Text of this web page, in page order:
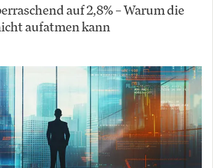
auf 2,8% – Warum die
aufatmen kann